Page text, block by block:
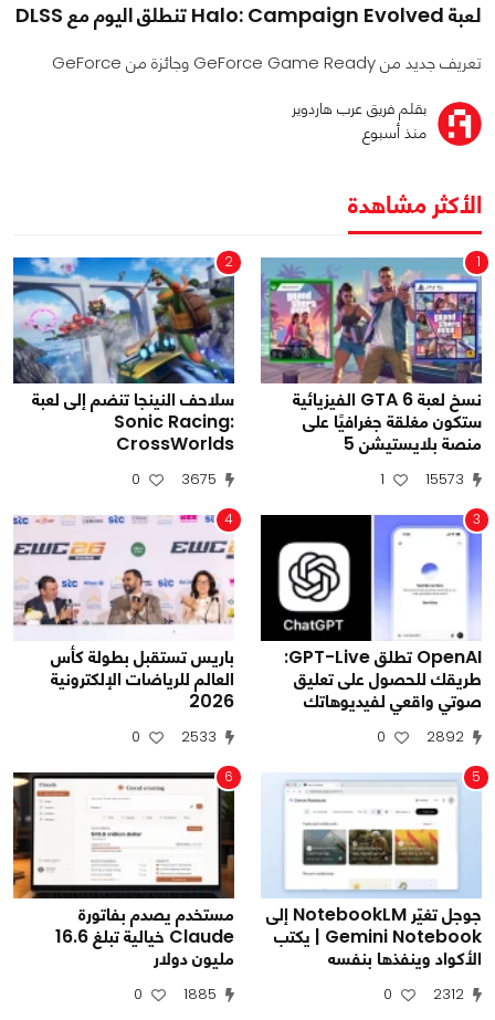
لعبة Halo: Campaign Evolved تنطلق اليوم مع DLSS
تعريف جديد من GeForce Game Ready وجائزة من GeForce
بقلم فريق عرب هاردوير
منذ أسبوع
الأكثر مشاهدة
1
نسخ لعبة GTA 6 الفيزيائية
ستكون مغلقة جغرافيًا على
منصة بلايستيشن 5
15573
1
2
سلاحف النينجا تنضم إلى لعبة
Sonic Racing:
CrossWorlds
3675
0
3
OpenAI تطلق GPT-Live:
طريقك للحصول على تعليق
صوتي واقعي لفيديوهاتك
2892
0
4
باريس تستقبل بطولة كأس
العالم للرياضات الإلكترونية
2026
2533
0
5
جوجل تغيّر NotebookLM إلى
Gemini Notebook | يكتب
الأكواد وينفذها بنفسه
2312
0
6
مستخدم يصدم بفاتورة
Claude خيالية تبلغ 16.6
مليون دولار
1885
0